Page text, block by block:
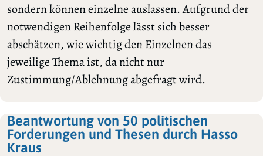
sondern können einzelne auslassen. Aufgrund der
notwendigen Reihenfolge lässt sich besser
abschätzen, wie wichtig den Einzelnen das
jeweilige Thema ist, da nicht nur
Zustimmung/Ablehnung abgefragt wird.
Beantwortung von 50 politischen
Forderungen und Thesen durch Hasso
Kraus